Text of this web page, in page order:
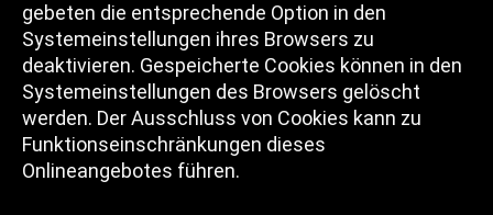
gebeten die entsprechende Option in den
Systemeinstellungen ihres Browsers zu
deaktivieren. Gespeicherte Cookies können in den
Systemeinstellungen des Browsers gelöscht
werden. Der Ausschluss von Cookies kann zu
Funktionseinschränkungen dieses
Onlineangebotes führen.